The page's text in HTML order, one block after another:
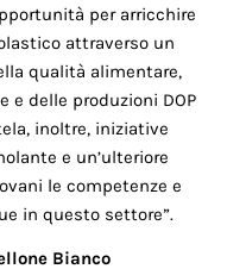
per arricchire
attraverso un
qualità alimentare,
delle produzioni DOP
inoltre, iniziative
e un’ulteriore
le competenze e
in questo settore”.
Bianco